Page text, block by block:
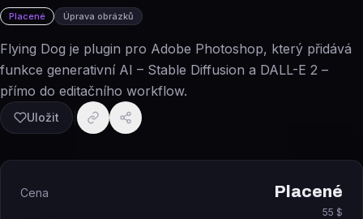
Placené Úprava obrázků
Flying Dog je plugin pro Adobe Photoshop, který přidává
funkce generativní AI – Stable Diffusion a DALL-E 2 –
přímo do editačního workflow.
Uložit
Cena Placené
55 $